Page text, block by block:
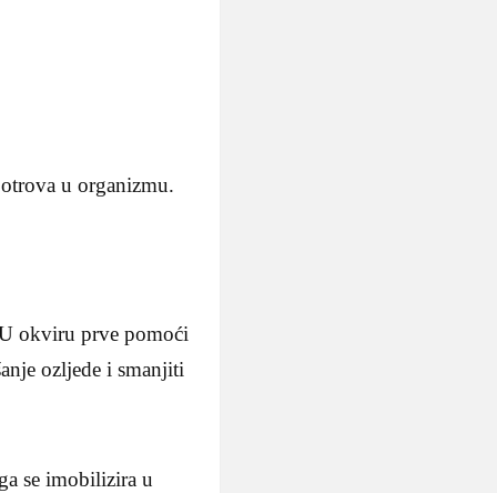
u organizmu.
okviru prve pomoći
ozljede i smanjiti
se imobilizira u